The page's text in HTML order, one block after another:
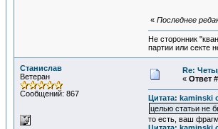
« Последнее
Не сторонник
партии или секте
Станислав
Ветеран
Сообщений: 867
Re:
« Ответ
Цитата: kaminski
целью статьи не
то есть, ваш